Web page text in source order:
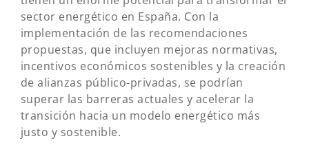
sector energético en España. Con la
implementación de las recomendaciones
propuestas, que incluyen mejoras normativas,
incentivos económicos sostenibles y la creación
de alianzas público-privadas, se podrían
superar las barreras actuales y acelerar la
transición hacia un modelo energético más
justo y sostenible.